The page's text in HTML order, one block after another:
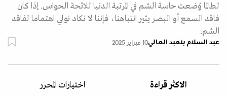
لطالما وُضعت حاسة الشم في المرتبة الدنيا للائحة الحواس. إذا كان
فاقد السمع أو البصر يثير انتباهنا، فإننا لا نكاد نولي اهتماما لفاقد
الشم.
عبد السلام بنعبد العالي10 فبراير 2025
الاكثر قراءة اختيارات المحرر